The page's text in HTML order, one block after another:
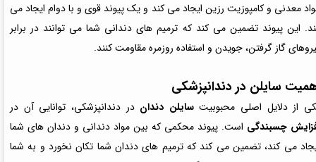
معدنی و کامپوزیت رزین ایجاد می کند و یک پیوند قوی و با دوام ایجاد می
این پیوند تضمین می کند که ترمیم های دندانی شما می توانند در برابر
گاز گرفتن، جویدن و استفاده روزمره مقاومت کنند.
سایلن در دندانپزشکی
از دلایل اصلی محبوبیتسایلن دندان در دندانپزشکی، توانایی آن در
چسبندگی است. پیوند محکمی که بین مواد دندانی و دندان‌ های شما
می‌ کند، تضمین می‌ کند که ترمیم‌ های دندان شما تکان نخورد و به شما